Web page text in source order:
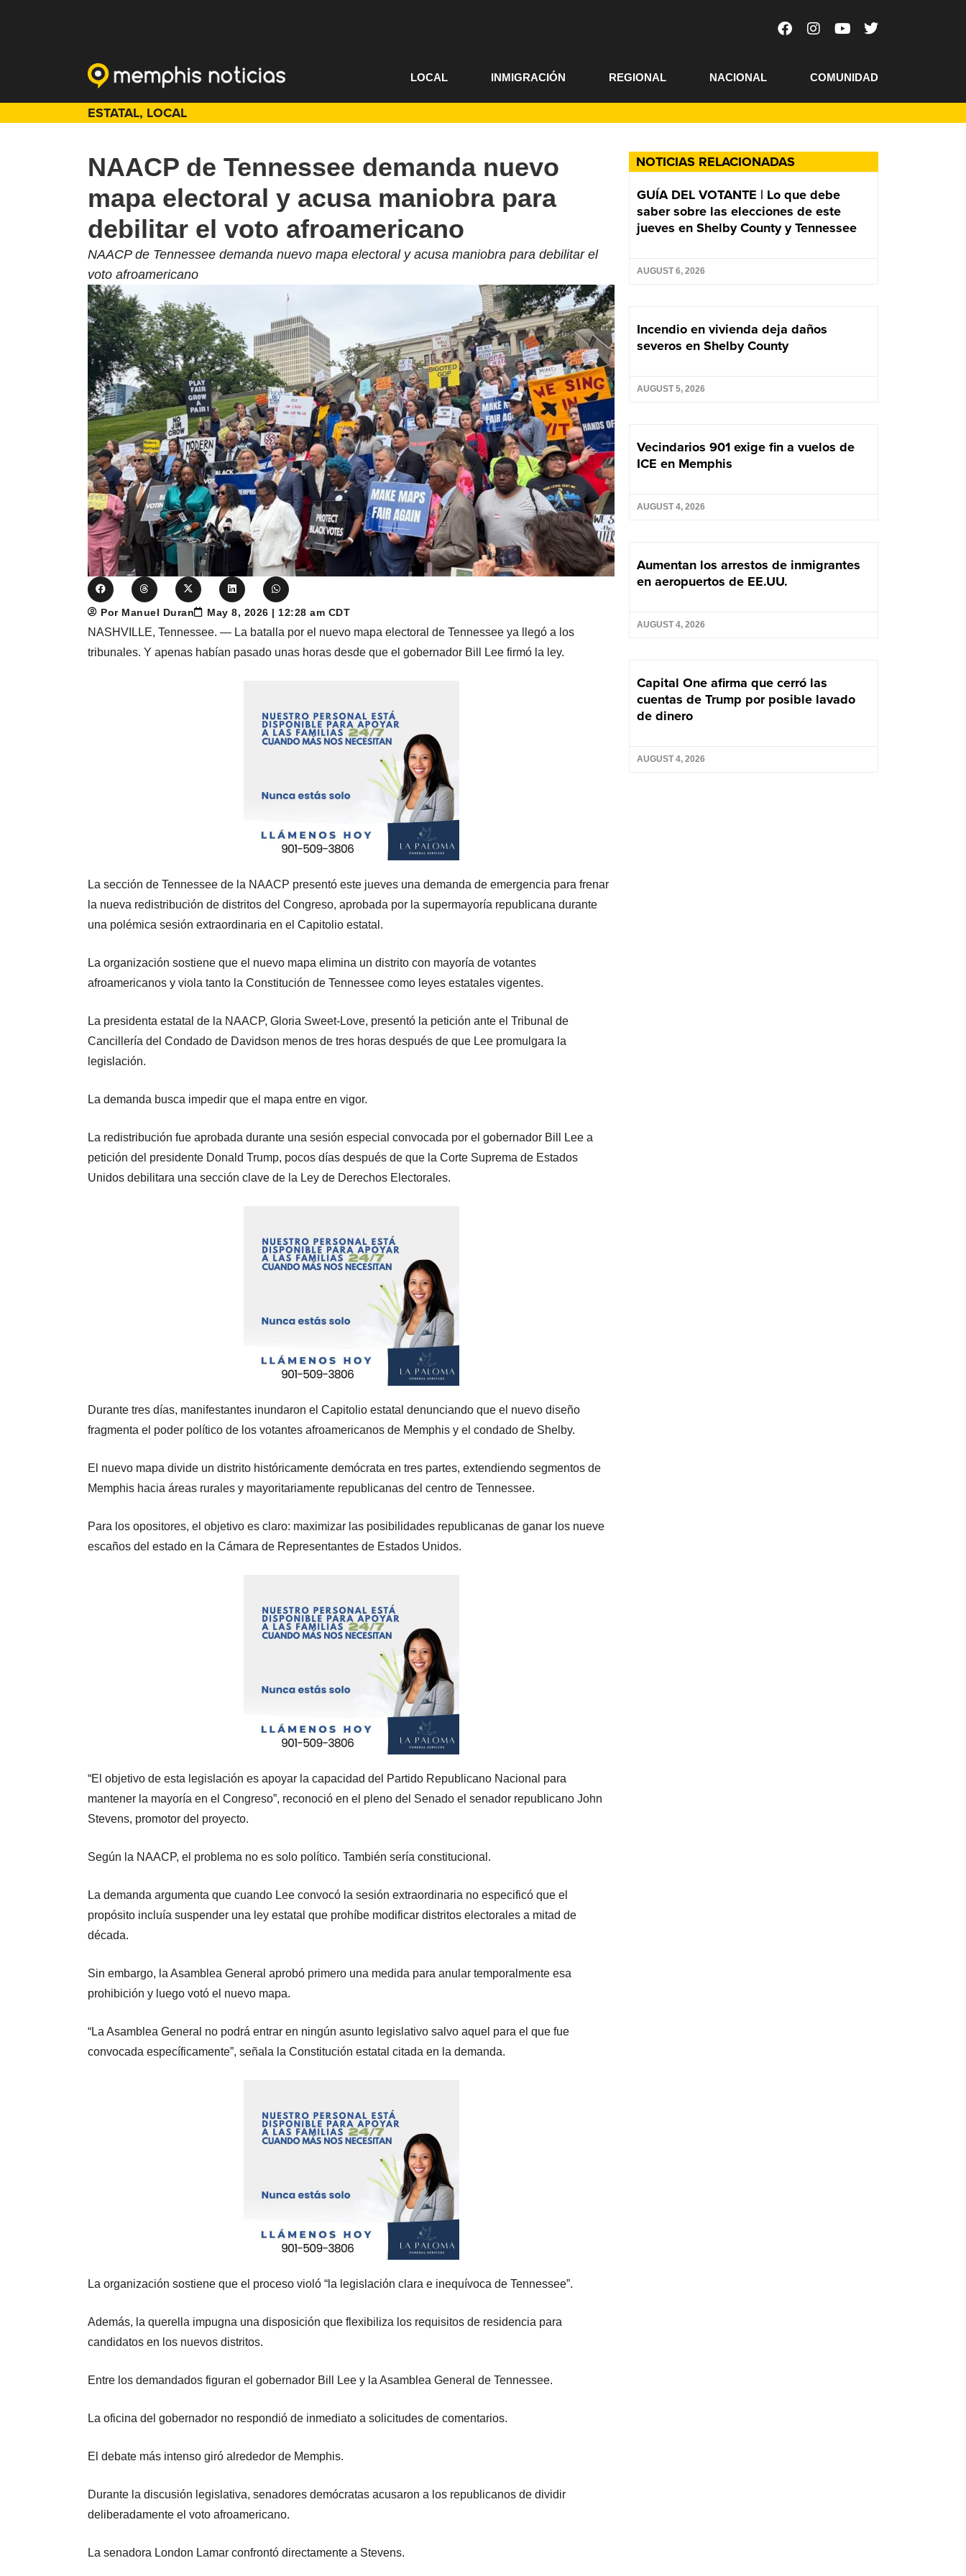
LOCAL INMIGRACIÓN REGIONAL NACIONAL COMUNIDAD
ESTATAL, LOCAL
NOTICIAS RELACIONADAS
GUÍA DEL VOTANTE | Lo que debe
saber sobre las elecciones de este
jueves en Shelby County y Tennessee
AUGUST 6, 2026
Incendio en vivienda deja daños
severos en Shelby County
AUGUST 5, 2026
Vecindarios 901 exige fin a vuelos de
ICE en Memphis
AUGUST 4, 2026
Aumentan los arrestos de inmigrantes
en aeropuertos de EE.UU.
AUGUST 4, 2026
Capital One afirma que cerró las
cuentas de Trump por posible lavado
de dinero
AUGUST 4, 2026
NAACP de Tennessee demanda nuevo
mapa electoral y acusa maniobra para
debilitar el voto afroamericano
NAACP de Tennessee demanda nuevo mapa electoral y acusa maniobra para debilitar el
voto afroamericano
Por Manuel Duran May 8, 2026 | 12:28 am CDT
NASHVILLE, Tennessee. — La batalla por el nuevo mapa electoral de Tennessee ya llegó a los
tribunales. Y apenas habían pasado unas horas desde que el gobernador Bill Lee firmó la ley.
La sección de Tennessee de la NAACP presentó este jueves una demanda de emergencia para frenar
la nueva redistribución de distritos del Congreso, aprobada por la supermayoría republicana durante
una polémica sesión extraordinaria en el Capitolio estatal.
La organización sostiene que el nuevo mapa elimina un distrito con mayoría de votantes
afroamericanos y viola tanto la Constitución de Tennessee como leyes estatales vigentes.
La presidenta estatal de la NAACP, Gloria Sweet-Love, presentó la petición ante el Tribunal de
Cancillería del Condado de Davidson menos de tres horas después de que Lee promulgara la
legislación.
La demanda busca impedir que el mapa entre en vigor.
La redistribución fue aprobada durante una sesión especial convocada por el gobernador Bill Lee a
petición del presidente Donald Trump, pocos días después de que la Corte Suprema de Estados
Unidos debilitara una sección clave de la Ley de Derechos Electorales.
Durante tres días, manifestantes inundaron el Capitolio estatal denunciando que el nuevo diseño
fragmenta el poder político de los votantes afroamericanos de Memphis y el condado de Shelby.
El nuevo mapa divide un distrito históricamente demócrata en tres partes, extendiendo segmentos de
Memphis hacia áreas rurales y mayoritariamente republicanas del centro de Tennessee.
Para los opositores, el objetivo es claro: maximizar las posibilidades republicanas de ganar los nueve
escaños del estado en la Cámara de Representantes de Estados Unidos.
“El objetivo de esta legislación es apoyar la capacidad del Partido Republicano Nacional para
mantener la mayoría en el Congreso”, reconoció en el pleno del Senado el senador republicano John
Stevens, promotor del proyecto.
Según la NAACP, el problema no es solo político. También sería constitucional.
La demanda argumenta que cuando Lee convocó la sesión extraordinaria no especificó que el
propósito incluía suspender una ley estatal que prohíbe modificar distritos electorales a mitad de
década.
Sin embargo, la Asamblea General aprobó primero una medida para anular temporalmente esa
prohibición y luego votó el nuevo mapa.
“La Asamblea General no podrá entrar en ningún asunto legislativo salvo aquel para el que fue
convocada específicamente”, señala la Constitución estatal citada en la demanda.
La organización sostiene que el proceso violó “la legislación clara e inequívoca de Tennessee”.
Además, la querella impugna una disposición que flexibiliza los requisitos de residencia para
candidatos en los nuevos distritos.
Entre los demandados figuran el gobernador Bill Lee y la Asamblea General de Tennessee.
La oficina del gobernador no respondió de inmediato a solicitudes de comentarios.
El debate más intenso giró alrededor de Memphis.
Durante la discusión legislativa, senadores demócratas acusaron a los republicanos de dividir
deliberadamente el voto afroamericano.
La senadora London Lamar confrontó directamente a Stevens.